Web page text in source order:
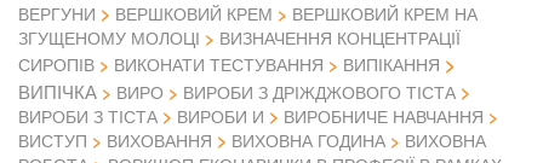
ВЕРГУНИ
ВЕРШКОВИЙ КРЕМ
ВЕРШКОВИЙ КРЕМ НА
ЗГУЩЕНОМУ МОЛОЦІ
ВИЗНАЧЕННЯ КОНЦЕНТРАЦІЇ
СИРОПІВ
ВИКОНАТИ ТЕСТУВАННЯ ВИПІКАННЯ
ВИПІЧКА ВИРО
ВИРОБИ З ДРІЖДЖОВОГО ТІСТА
ВИРОБИ З ТІСТА
ВИРОБИ И
ВИРОБНИЧЕ НАВЧАННЯ
ВИСТУП
ВИХОВАННЯ ВИХОВНА ГОДИНА
ВИХОВНА